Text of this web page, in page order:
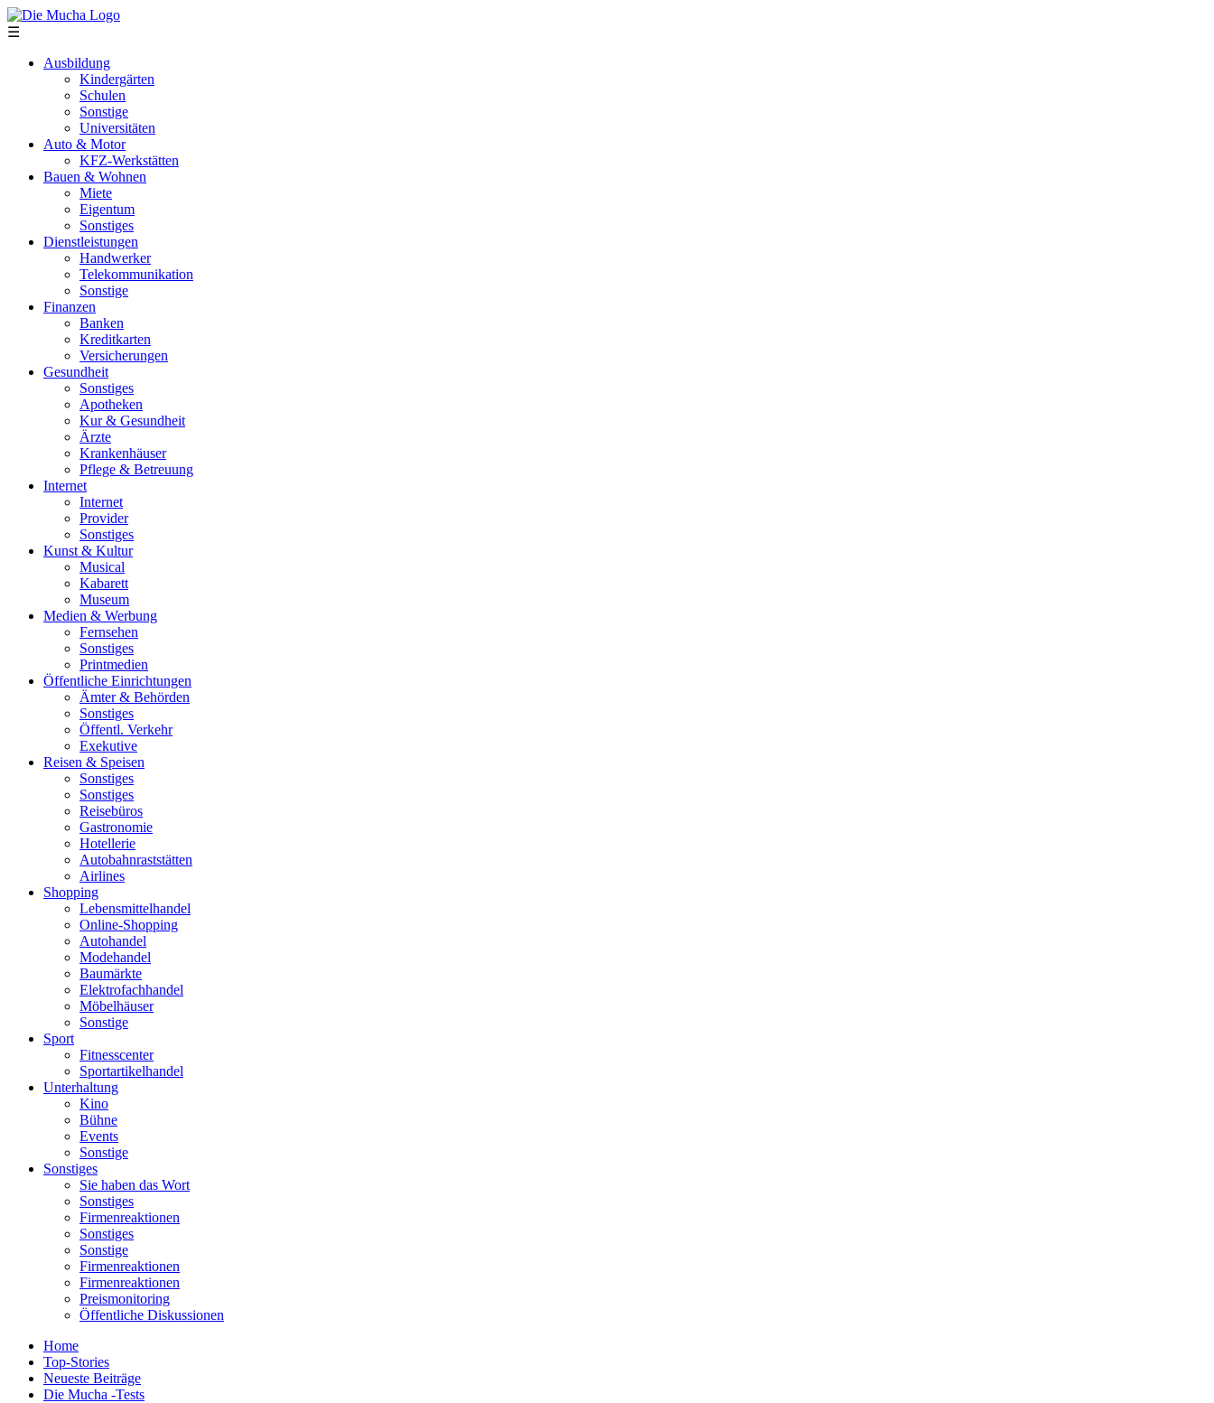
Direkt zum Inhalt
☰
Ausbildung
Kindergärten
Schulen
Sonstige
Universitäten
Auto & Motor
KFZ-Werkstätten
Bauen & Wohnen
Miete
Eigentum
Sonstiges
Dienstleistungen
Handwerker
Telekommunikation
Sonstige
Finanzen
Banken
Kreditkarten
Versicherungen
Gesundheit
Sonstiges
Apotheken
Kur & Gesundheit
Ärzte
Krankenhäuser
Pflege & Betreuung
Internet
Internet
Provider
Sonstiges
Kunst & Kultur
Musical
Kabarett
Museum
Medien & Werbung
Fernsehen
Sonstiges
Printmedien
Öffentliche Einrichtungen
Ämter & Behörden
Sonstiges
Öffentl. Verkehr
Exekutive
Reisen & Speisen
Sonstiges
Sonstiges
Reisebüros
Gastronomie
Hotellerie
Autobahnraststätten
Airlines
Shopping
Lebensmittelhandel
Online-Shopping
Autohandel
Modehandel
Baumärkte
Elektrofachhandel
Möbelhäuser
Sonstige
Sport
Fitnesscenter
Sportartikelhandel
Unterhaltung
Kino
Bühne
Events
Sonstige
Sonstiges
Sie haben das Wort
Sonstiges
Firmenreaktionen
Sonstiges
Sonstige
Firmenreaktionen
Firmenreaktionen
Preismonitoring
Öffentliche Diskussionen
Home
Top-Stories
Neueste Beiträge
Die Mucha -Tests